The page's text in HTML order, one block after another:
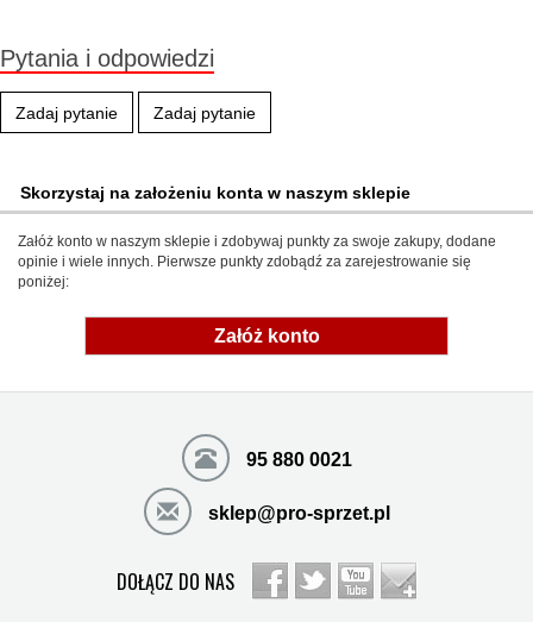
Pytania i odpowiedzi
Zadaj pytanie Zadaj pytanie
Skorzystaj na założeniu konta w naszym sklepie
Załóż konto w naszym sklepie i zdobywaj punkty za swoje zakupy, dodane
opinie i wiele innych. Pierwsze punkty zdobądź za zarejestrowanie się
poniżej:
Załóż konto
95 880 0021
sklep@pro-sprzet.pl
DOŁĄCZ DO NAS